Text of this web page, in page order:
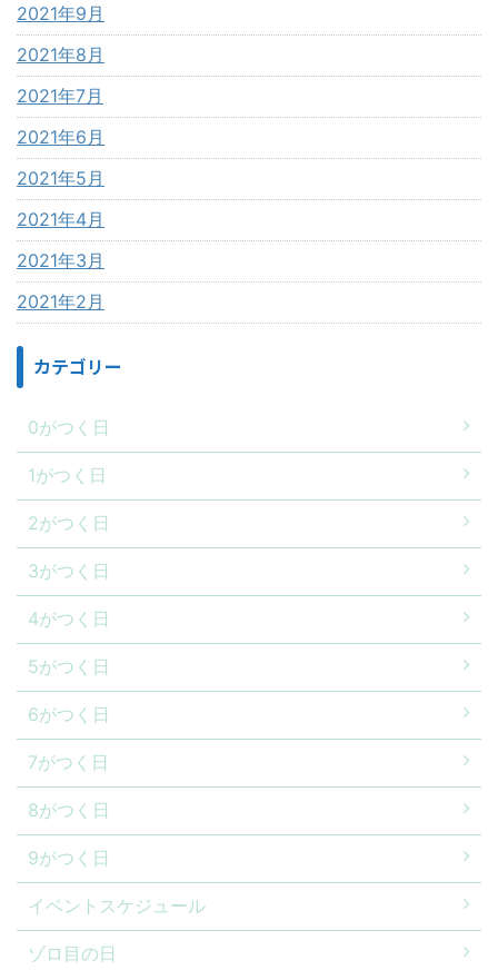
2021年9月
2021年8月
2021年7月
2021年6月
2021年5月
2021年4月
2021年3月
2021年2月
カテゴリー
0がつく日
1がつく日
2がつく日
3がつく日
4がつく日
5がつく日
6がつく日
7がつく日
8がつく日
9がつく日
イベントスケジュール
ゾロ目の日